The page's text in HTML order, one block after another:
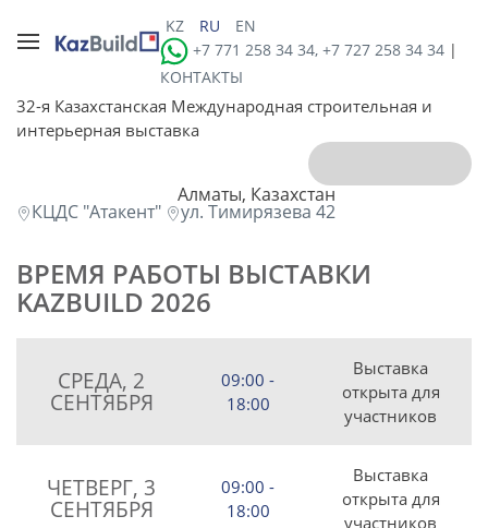
KZ RU
EN
+7 771 258 34 34, +7 727 258 34 34 |
КОНТАКТЫ
32-я Казахстанская Международная строительная и
интерьерная выставка
Алматы, Казахстан
КЦДС "Атакент" ул. Тимирязева 42
ВРЕМЯ РАБОТЫ ВЫСТАВКИ
KAZBUILD 2026
СРЕДА, 2
СЕНТЯБРЯ
09:00 -
18:00
Выставка
открыта для
участников
ЧЕТВЕРГ, 3
СЕНТЯБРЯ
09:00 -
18:00
Выставка
открыта для
участников